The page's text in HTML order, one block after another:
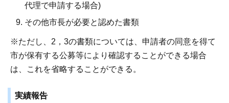
代理で申請する場合)
その他市長が必要と認めた書類
※ただし、2，3の書類については、申請者の同意を得て
市が保有する公募等により確認することができる場合
は、これを省略することができる。
実績報告